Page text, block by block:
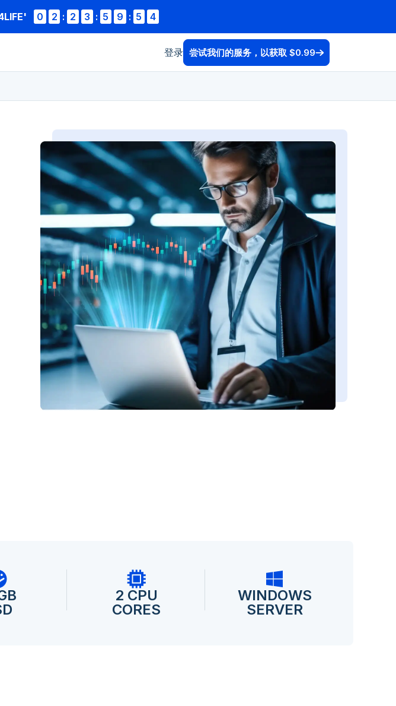
0 2 : 2 3 : 5 9 : 5 2
登录 尝试我们的服务，以获取 $0.99
2 CPU
CORES
WINDOWS
SERVER